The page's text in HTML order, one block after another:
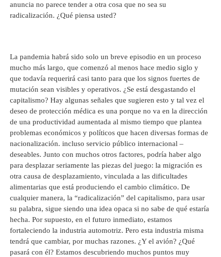
anuncia no parece tender a otra cosa que no sea su
radicalización. ¿Qué piensa usted?
La pandemia habrá sido solo un breve episodio en un proceso
mucho más largo, que comenzó al menos hace medio siglo y
que todavía requerirá casi tanto para que los signos fuertes de
mutación sean visibles y operativos. ¿Se está desgastando el
capitalismo? Hay algunas señales que sugieren esto y tal vez el
deseo de protección médica es una porque no va en la dirección
de una productividad aumentada al mismo tiempo que plantea
problemas económicos y políticos que hacen diversas formas de
nacionalización. incluso servicio público internacional –
deseables. Junto con muchos otros factores, podría haber algo
para desplazar seriamente las piezas del juego: la migración es
otra causa de desplazamiento, vinculada a las dificultades
alimentarias que está produciendo el cambio climático. De
cualquier manera, la “radicalización” del capitalismo, para usar
su palabra, sigue siendo una idea opaca si no sabe de qué estaría
hecha. Por supuesto, en el futuro inmediato, estamos
fortaleciendo la industria automotriz. Pero esta industria misma
tendrá que cambiar, por muchas razones. ¿Y el avión? ¿Qué
pasará con él? Estamos descubriendo muchos puntos muy